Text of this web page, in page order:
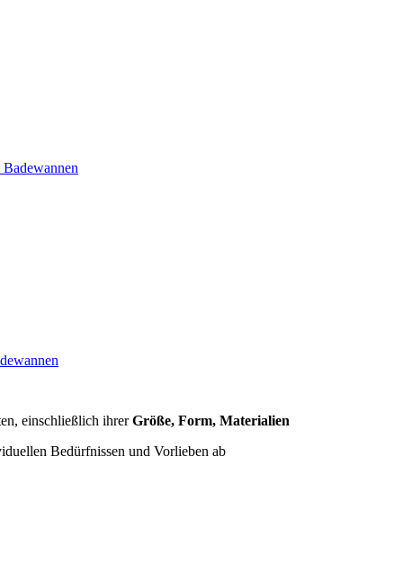
Badewannen
einschließlich ihrerGröße, Form, Materialien
Bedürfnissen und Vorlieben ab